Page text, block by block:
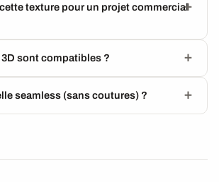
texture pour un projet commercial
sont compatibles ?
seamless (sans coutures) ?